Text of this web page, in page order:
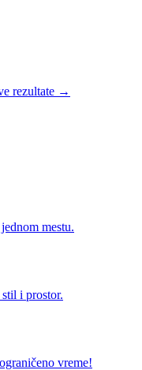
rezultate →
mestu.
i prostor.
vreme!